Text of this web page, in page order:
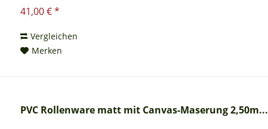
41,00 € *
Vergleichen
Merken
PVC Rollenware matt mit Canvas-Maserung 2,50m...